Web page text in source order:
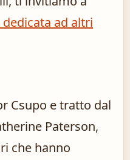
ad altri
Csupo e tratto dal
Paterson,
che hanno